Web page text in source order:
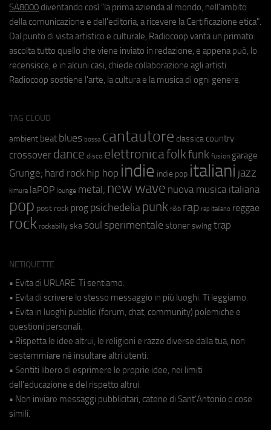
SA8000 diventando così "la prima azienda al mondo, nell'ambito
della comunicazione e dell'editoria, a ricevere la Certificazione etica".
Dal punto di vista artistico e culturale, Radiocoop vanta un primato:
ascolta tutto quello che viene inviato in redazione, e appena può, lo
recensisce, e in alcuni casi, chiede collaborazione agli artisti.
Radiocoop sostiene l'arte, la cultura e la musica di ogni genere.
TAG CLOUD
ambient beat blues bossa cantautore classica country
crossover dance disco elettronicafolkfunk fusion garage
Grunge; hard rock hip hop indie indie pop italiani jazz
kimura laPOP lounge metal; new wave nuova musica italiana
pop post rock prog psichedeliapunk r&b rap rap italiano reggae
rock rockabilly ska soul sperimentale stoner swing trap
NETIQUETTE
• Evita di URLARE. Ti sentiamo.
• Evita di scrivere lo stesso messaggio in più luoghi. Ti leggiamo.
• Evita in luoghi pubblici (forum, chat, community) polemiche e
questioni personali.
• Rispetta le idee altrui, le religioni e razze diverse dalla tua, non
bestemmiare né insultare altri utenti.
• Sentiti libero di esprimere le proprie idee, nei limiti
dell'educazione e del rispetto altrui.
• Non inviare messaggi pubblicitari, catene di Sant'Antonio o cose
simili.